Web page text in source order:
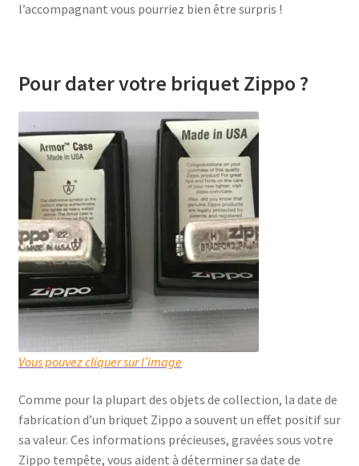
l’accompagnant vous pourriez bien être surpris !
Pour dater votre briquet Zippo ?
Vous pouvez cliquer sur l’image
Comme pour la plupart des objets de collection, la date de
fabrication d’un briquet Zippo a souvent un effet positif sur
sa valeur. Ces informations précieuses, gravées sous votre
Zippo tempête, vous aident à déterminer sa date de